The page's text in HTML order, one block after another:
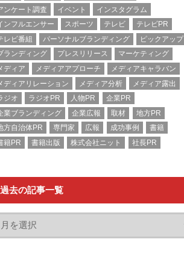
ンケート調査
イベント
インスタグラム
ンフルエンサー
スポーツ テレビ
テレビPR
レビ番組
パーソナルブランディング
ピックアップ
ランディング
プレスリリース
マーケティング
ディア
メディアアプローチ
メディアキャラバン
ディアリレーション
メディア分析
メディア露出
ジオ
ラジオPR 人物PR
企業PR
業ブランディング
企業広報 取材
地方PR
方自治体PR
専門家 広報 成功事例
書籍
籍PR
書籍出版 株式会社ニット 社長PR
過去の記事一覧